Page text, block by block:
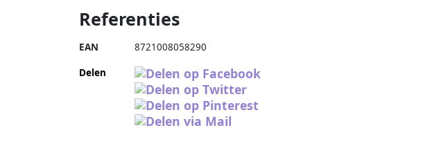
Referenties
EAN 8721008058290
Delen